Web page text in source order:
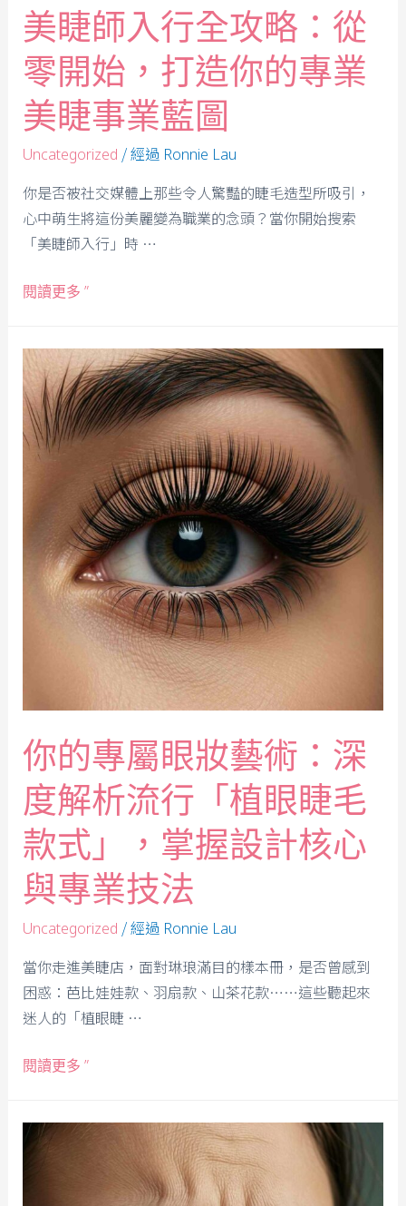
美睫師入行全攻略：從
零開始，打造你的專業
美睫事業藍圖
Uncategorized / 經過 Ronnie Lau
你是否被社交媒體上那些令人驚豔的睫毛造型所吸引，
心中萌生將這份美麗變為職業的念頭？當你開始搜索
「美睫師入行」時 …
閱讀更多 ”
你的專屬眼妝藝術：深
度解析流行「植眼睫毛
款式」，掌握設計核心
與專業技法
Uncategorized / 經過 Ronnie Lau
當你走進美睫店，面對琳琅滿目的樣本冊，是否曾感到
困惑：芭比娃娃款、羽扇款、山茶花款……這些聽起來
迷人的「植眼睫 …
閱讀更多 ”